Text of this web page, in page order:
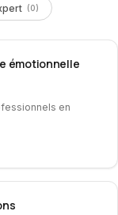
(0)
émotionnelle
en